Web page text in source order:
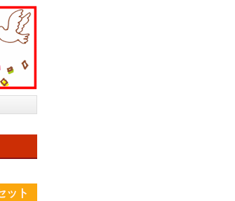
ット